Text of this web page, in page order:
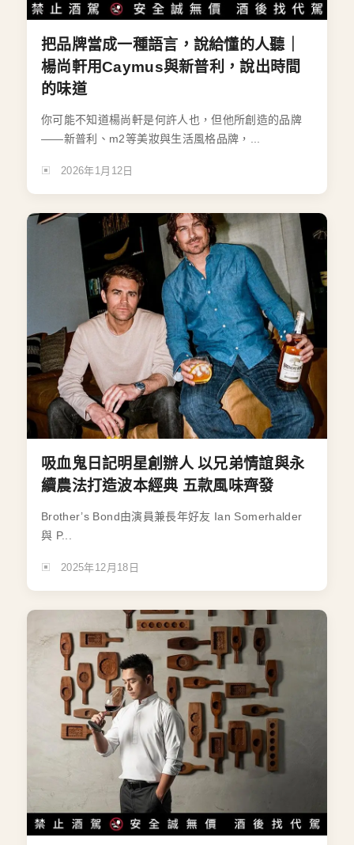
把品牌當成一種語言，說給懂的人聽｜
楊尚軒用Caymus與新普利，說出時間
的味道
你可能不知道楊尚軒是何許人也，但他所創造的品牌
——新普利、m2等美妝與生活風格品牌，...
2026年1月12日
吸血鬼日記明星創辦人 以兄弟情誼與永
續農法打造波本經典 五款風味齊發
Brother’s Bond由演員兼長年好友 Ian Somerhalder
與 P...
2025年12月18日